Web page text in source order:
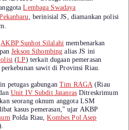
Lembaga Swadaya
, berinisial JS, diamankan polisi
AKBP Sunhot Silalahi membenarkan
Jekson Sihombing alias JS ini
(LP) terkait dugaan pemerasan
perkebunan sawit di Provinsi Riau.
petugas gabungan Tim RAGA (Riau
Unit IV Subdit JatanrasDitreskrimum
seorang oknum anggota LSM
kasus pemerasan," ujar AKBP
Polda Riau,Kombes Pol Asep